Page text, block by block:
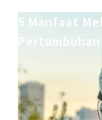
5 Manfaat